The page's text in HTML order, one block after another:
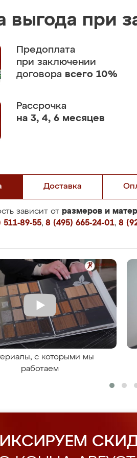
выгода при
Предоплата
при заключении
договора всего 10%
Рассрочка
на 3, 4, 6 месяцев
Доставка
зависит от размеров и
89-55, 8 (495) 665-24-01, 8
с которыми мы
работаем